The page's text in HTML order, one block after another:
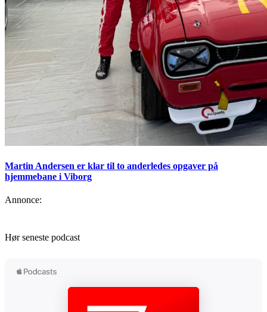
Martin Andersen er klar til to anderledes opgaver på
hjemmebane i Viborg
Annonce:
Hør seneste podcast